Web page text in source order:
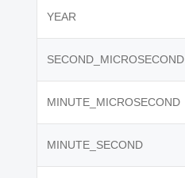
YEAR
SECOND_MICROSECOND
MINUTE_MICROSECOND
MINUTE_SECOND